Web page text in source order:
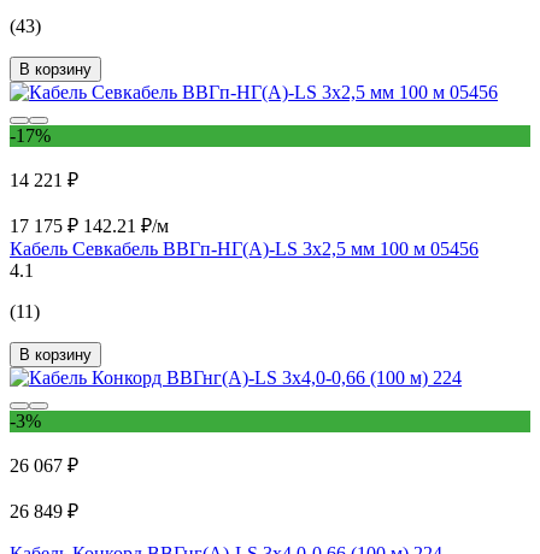
(43)
В корзину
-17%
14 221 ₽
17 175 ₽ 142.21 ₽/м
Кабель Севкабель ВВГп-НГ(А)-LS 3х2,5 мм 100 м 05456
4.1
(11)
В корзину
-3%
26 067 ₽
26 849 ₽